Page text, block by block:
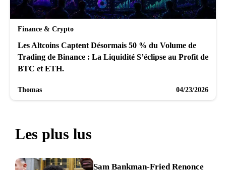
Finance & Crypto
Les Altcoins Captent Désormais 50 % du Volume de
Trading de Binance : La Liquidité S’éclipse au Profit de
BTC et ETH.
Thomas 04/23/2026
Les plus lus
Sam Bankman-Fried Renonce